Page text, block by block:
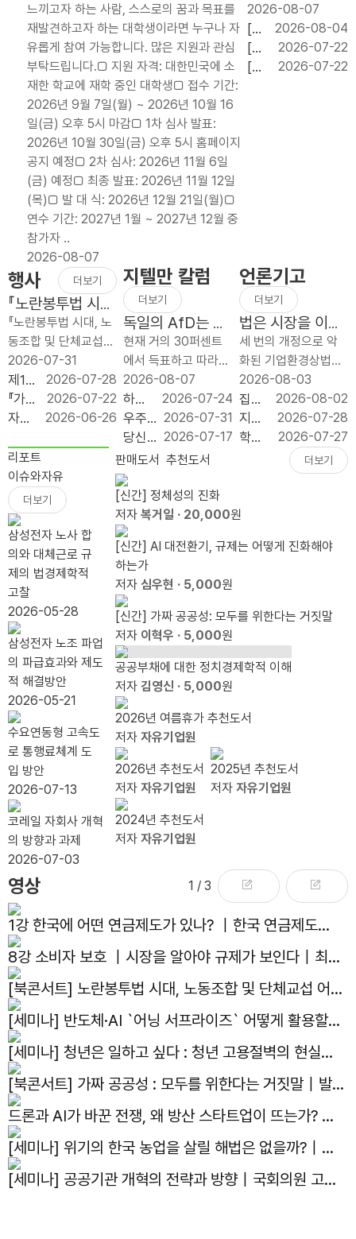
느끼고자 하는 사람, 스스로의 꿈과 목표를
재발견하고자 하는 대학생이라면 누구나 자
유롭게 참여 가능합니다. 많은 지원과 관심
부탁드립니다.□ 지원 자격: 대한민국에 소
재한 학교에 재학 중인 대학생□ 접수 기간:
2026년 9월 7일(월) ~ 2026년 10월 16
일(금) 오후 5시 마감□ 1차 심사 발표:
2026년 10월 30일(금) 오후 5시 홈페이지
공지 예정□ 2차 심사: 2026년 11월 6일
(금) 예정□ 최종 발표: 2026년 11월 12일
(목)□ 발 대 식: 2026년 12월 21일(월)□
연수 기간: 2027년 1월 ~ 2027년 12월 중
참가자 ..
2026-08-07
국립대 신입생 약 6
만 명에게 등록금 전
액을 지원하는 `지
역 균형 장학금’ 도
2026-08-07
[논
평]
임
편
보
다
단
순
하
고
예
측
가
가
다
2026-08-04
[논
평]
반드
시
가야
할
재정
개혁
이다
2026-07-22
[논
대상
이
될
수
없다
2026-07-22
행사 더보기
『노란봉투법 시
대, 노동조합 및
단체교섭 어떻게
대응하나?』 출간
기념 북콘서트
『노란봉투법 시대, 노
동조합 및 단체교섭
어떻게 대응하나』 북
콘서트가 2026년 7
월 31일(금) 오전 10
시 푸른홀에서 개최되
는 개정 노란봉투법 ..
2026-07-31
제1회
좋은
규제
대상
시상
식
2026-07-28
『가짜
공공
모두
를 위
한다
는 거
짓말』
출간
기념
북콘
서트
2026-07-22
자유
원 서
포터
즈 11
기 수
료식
2026-06-26
지텔만 칼럼
더보기
독일의 AfD는 얼
마나 좌익인가?
현재 거의 30퍼센트
에서 득표하고 따라서
최근 설문 조사들에
따르면 그 나라의 가
장 강한 정당, 독일의
AfD(독일 대안당;
Alternative for
Germany)는 두 공동
의장 알..
2026-08-07
하늘
의 채
굴: 우
주가
사유
를 필
요로
하는
이유
2026-07-24
우주
는 다
음의
튤립
열기
가 아
니다.
그것
은 다
음의
인터
넷이
다.
2026-07-31
당신
이 일
론 머
스크
를 비
웃기
전에,
라이
트 형
제를
상기
하라
2026-07-17
언론기고
더보기
법은 시장을 이끄
는 명령이 아니라
시장을 지키는 규
칙이어야 한다
세 번의 개정으로 악
화된 기업환경상법이
1년 사이에 세 번 바뀌
었다. 2025년 7월 1
차 개정은 이사의 충
실의무 대상에 회사와
함께 `주주’를 넣었고,
사외이사의 이름..
2026-08-03
집값
으로
‘실수
가를
나
2026-08-02
지방
투자,
입지
력 봐
2026-07-28
학생
은
조 눈
배분`
때
2026-07-27
리포트
이슈와자유
더보기
삼성전자 노사 합
의와 대체근로 규
제의 법경제학적
고찰
2026-05-28
삼성전자 노조 파업
의 파급효과와 제도
적 해결방안
2026-05-21
수요연동형 고속도
로 통행료체계 도
입 방안
2026-07-13
코레일 자회사 개혁
의 방향과 과제
2026-07-03
판매도서 추천도서 더보기
[신간] 정체성의 진화
저자 복거일 · 20,000원
[신간] AI 대전환기, 규제는 어떻게 진화해야
하는가
저자 심우현 · 5,000원
[신간] 가짜 공공성: 모두를 위한다는 거짓말
저자 이혁우 · 5,000원
공공부채에 대한 정치경제학적 이해
저자 김영신 · 5,000원
2026년 여름휴가 추천도서
저자 자유기업원
2026년 추천도서
저자 자유기업원
2025년 추천도서
저자 자유기업원
2024년 추천도서
저자 자유기업원
영상 1 / 3
1강 한국에 어떤 연금제도가 있나? ｜한국 연금제도의
현재와 미래｜김용하 교수
8강 소비자 보호 ｜시장을 알아야 규제가 보인다｜최병
선 명예교수
[북콘서트] 노란봉투법 시대, 노동조합 및 단체교섭 어떻
게 대응하나?｜발간기념 북콘서트
[세미나] 반도체·AI `어닝 서프라이즈` 어떻게 활용할
것인가?｜국회의원 김용태, 한반도선진화재단, 자유기
업원, 주간조선 주최 세미나
[세미나] 청년은 일하고 싶다 : 청년 고용절벽의 현실과
해법｜국회의원 박수영, 자유기업원 공동주최 세미나
[북콘서트] 가짜 공공성 : 모두를 위한다는 거짓말｜발간
기념 북콘서트
드론과 AI가 바꾼 전쟁, 왜 방산 스타트업이 뜨는가? ｜
선유도 스터디 4화
[세미나] 위기의 한국 농업을 살릴 해법은 없을까?｜제
14회 아고라이코노미카
[세미나] 공공기관 개혁의 전략과 방향｜국회의원 고동